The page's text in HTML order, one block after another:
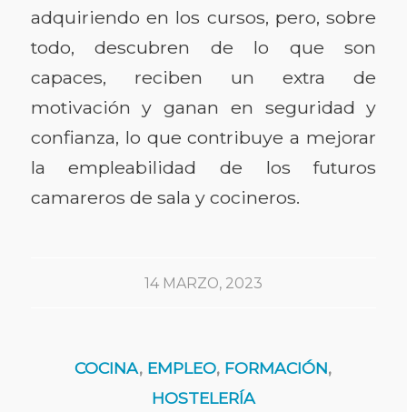
adquiriendo en los cursos, pero, sobre
todo, descubren de lo que son
capaces, reciben un extra de
motivación y ganan en seguridad y
confianza, lo que contribuye a mejorar
la empleabilidad de los futuros
camareros de sala y cocineros.
14 MARZO, 2023
COCINA, EMPLEO, FORMACIÓN,
HOSTELERÍA